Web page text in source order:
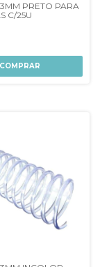
PRETO PARA
C/25U